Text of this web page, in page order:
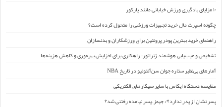
۱۰ مزایای یادگیری ورزش خیابانی مانند پارکور
چگونه اسپرت مال خرید تجهیزات ورزشی را متحول کرده است؟
راهنمای خرید بهترین پودر پروتئین برای ورزشکاران و بدنسازان
تشخیص و عیب‌یابی هوشمند ژنراتور: راهکاری برای افزایش بهره‌وری و کاهش هزینه‌ها
آمارهای بی‌نظیر ستاره جوان سن‌آنتونیو در تاریخ NBA
مقایسه دستگاه ایکاس با سایر سیگارهای الکتریکی
پسر نشان از پدر ندارد؟/ جیمز ِ پسر نیامده رفتنی شد؟